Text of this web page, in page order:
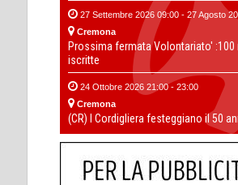
27 Settembre 2026 09:00 - 27 Agosto
Cremona
Prossima fermata Volontariato' :100
iscritte
24 Ottobre 2026 21:00 - 23:00
Cremona
(CR) I Cordigliera festeggiano il 50